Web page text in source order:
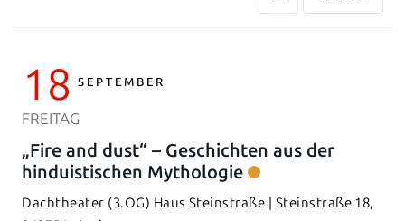
18 SEPTEMBER
FREITAG
„Fire and dust“ – Geschichten aus der
hinduistischen Mythologie
Dachtheater (3.OG) Haus Steinstraße | Steinstraße 18,